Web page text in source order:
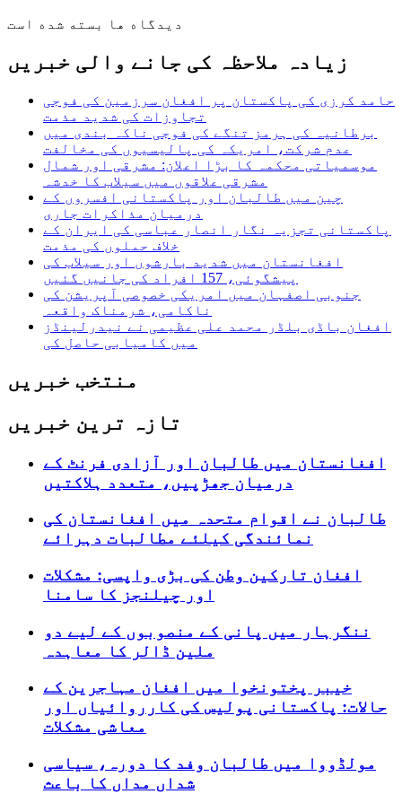
دیدگاه ها بسته شده است
زیادہ ملاحظہ کی جانے والی خبریں
حامد کرزی کی پاکستان پر افغان سرزمین کی فوجی
تجاوزات کی شدید مذمت
برطانیہ کی ہرمز تنگے کی فوجی ناکہ بندی میں
عدم شرکت، امریکہ کی پالیسیوں کی مخالفت
موسمیاتی محکمہ کا بڑا اعلان: مشرقی اور شمال
مشرقی علاقوں میں سیلاب کا خدشہ
چین میں طالبان اور پاکستانی افسروں کے
درمیان مذاکرات جاری
پاکستانی تجزیہ نگار انصار عباسی کی ایران کے
خلاف حملوں کی مذمت
افغانستان میں شدید بارشوں اور سیلاب کی
پیشگوئی، 157 افراد کی جانیں گئیں
جنوبی اصفہان میں امریکی خصوصی آپریشن کی
ناکامی، شرمناک واقعہ
افغان باڈی بلڈر محمد علی عظیمی نے نیدرلینڈز
میں کامیابی حاصل کی
منتخب خبریں
تازہ ترین خبریں
افغانستان میں طالبان اور آزادی فرنٹ کے
درمیان جھڑپیں، متعدد ہلاکتیں
طالبان نے اقوام متحدہ میں افغانستان کی
نمائندگی کیلئے مطالبات دہرائے
افغان تارکین وطن کی بڑی واپسی: مشکلات
اور چیلنجز کا سامنا
ننگرہار میں پانی کے منصوبوں کے لیے دو
ملین ڈالر کا معاہدہ
خیبر پختونخوا میں افغان مہاجرین کے
حالات: پاکستانی پولیس کی کارروائیاں اور
معاشی مشکلات
مولڈووا میں طالبان وفد کا دورہ، سیاسی
شداں مداں کا باعث